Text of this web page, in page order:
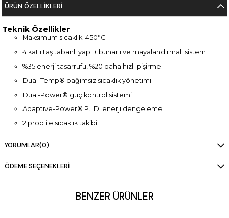
ÜRÜN ÖZELLIKLERI
Teknik Özellikler
Maksimum sıcaklık: 450°C
4 katlı taş tabanlı yapı + buharlı ve mayalandırmalı sistem
%35 enerji tasarrufu, %20 daha hızlı pişirme
Dual-Temp® bağımsız sıcaklık yönetimi
Dual-Power® güç kontrol sistemi
Adaptive-Power® P.I.D. enerji dengeleme
2 prob ile sıcaklık takibi
5’’ çok dilli TFT ekran
Eco-Standby BY™ Teknolojisi
Delta-Power™ ön/arka güç dengesi
YORUMLAR(0)
ÖDEME SEÇENEKLERI
BENZER ÜRÜNLER